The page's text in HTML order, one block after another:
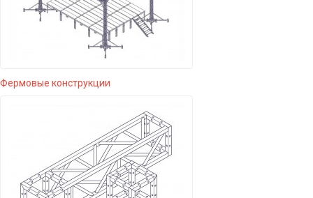
Фермовые конструкции